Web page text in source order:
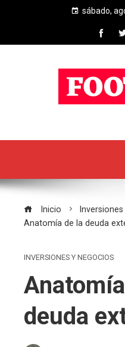
sábado,
Inicio
Anatomía de la deuda
INVERSIONES Y NEGOCIOS
deuda